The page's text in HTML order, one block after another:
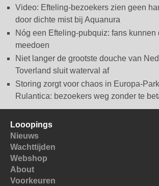
Video: Efteling-bezoekers zien geen
door dichte mist bij Aquanura
Nóg een Efteling-pubquiz: fans kunnen
meedoen
Niet langer de grootste douche van
Toverland sluit waterval af
Storing zorgt voor chaos in Europa-
Rulantica: bezoekers weg zonder te
Looopings
Nieuws
Wachttijden
Webshop
About
Voorkeuren